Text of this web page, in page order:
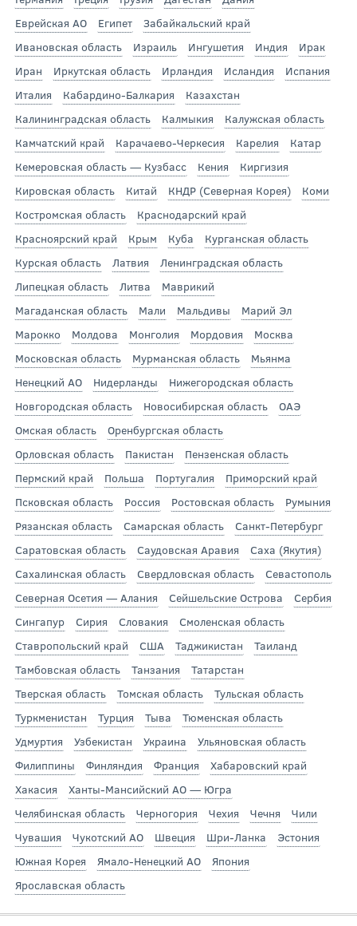
Еврейская АО
Египет
Забайкальский край
Ивановская область
Израиль Ингушетия Индия
Ирак
Иран
Иркутская область Ирландия Исландия
Испания
Италия
Кабардино-Балкария
Казахстан
Калининградская область
Калмыкия
Калужская область
Камчатский край
Карачаево-Черкесия Карелия
Катар
Кемеровская область — Кузбасс
Кения
Киргизия
Кировская область
Китай КНДР (Северная Корея)
Коми
Костромская область
Краснодарский край
Красноярский край
Крым Куба
Курганская область
Курская область
Латвия
Ленинградская область
Липецкая область
Литва
Маврикий
Магаданская область
Мали Мальдивы
Марий Эл
Марокко
Молдова Монголия Мордовия
Москва
Московская область
Мурманская область
Мьянма
Ненецкий АО
Нидерланды
Нижегородская область
Новгородская область
Новосибирская область
ОАЭ
Омская область
Оренбургская область
Орловская область
Пакистан
Пензенская область
Пермский край
Польша Португалия
Приморский край
Псковская область
Россия Ростовская область
Румыния
Рязанская область
Самарская область
Санкт-Петербург
Саратовская область
Саудовская Аравия
Саха (Якутия)
Сахалинская область
Свердловская область
Севастополь
Северная Осетия — Алания
Сейшельские Острова
Сербия
Сингапур
Сирия Словакия
Смоленская область
Ставропольский край
США Таджикистан
Таиланд
Тамбовская область
Танзания
Татарстан
Тверская область
Томская область
Тульская область
Туркменистан
Турция Тыва
Тюменская область
Удмуртия
Узбекистан Украина
Ульяновская область
Филиппины
Финляндия Франция
Хабаровский край
Хакасия
Ханты-Мансийский АО — Югра
Челябинская область
Черногория Чехия Чечня
Чили
Чувашия
Чукотский АО Швеция Шри-Ланка
Эстония
Южная Корея
Ямало-Ненецкий АО
Япония
Ярославская область